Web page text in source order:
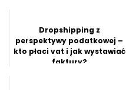
Dropshipping z
perspektywy podatkowej –
kto płaci vat i jak wystawiać
faktury?